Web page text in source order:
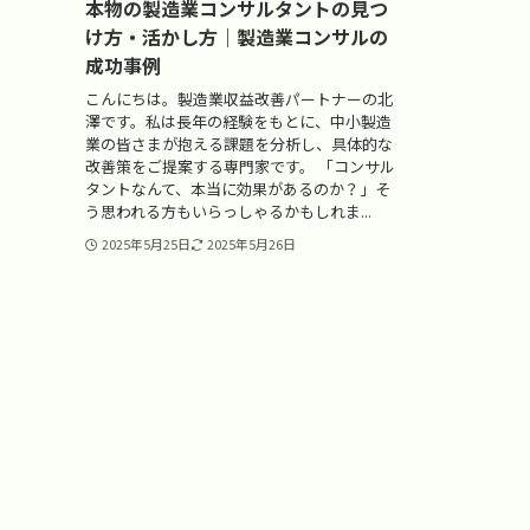
本物の製造業コンサルタントの見つ
け方・活かし方｜製造業コンサルの
成功事例
こんにちは。製造業収益改善パートナーの北
澤です。私は長年の経験をもとに、中小製造
業の皆さまが抱える課題を分析し、具体的な
改善策をご提案する専門家です。 「コンサル
タントなんて、本当に効果があるのか？」そ
う思われる方もいらっしゃるかもしれま...
2025年5月25日 2025年5月26日